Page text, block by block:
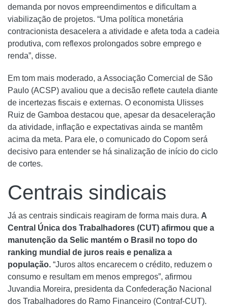
demanda por novos empreendimentos e dificultam a
viabilização de projetos. “Uma política monetária
contracionista desacelera a atividade e afeta toda a cadeia
produtiva, com reflexos prolongados sobre emprego e
renda”, disse.
Em tom mais moderado, a Associação Comercial de São
Paulo (ACSP) avaliou que a decisão reflete cautela diante
de incertezas fiscais e externas. O economista Ulisses
Ruiz de Gamboa destacou que, apesar da desaceleração
da atividade, inflação e expectativas ainda se mantêm
acima da meta. Para ele, o comunicado do Copom será
decisivo para entender se há sinalização de início do ciclo
de cortes.
Centrais sindicais
Já as centrais sindicais reagiram de forma mais dura. A
Central Única dos Trabalhadores (CUT) afirmou que a
manutenção da Selic mantém o Brasil no topo do
ranking mundial de juros reais e penaliza a
população. “Juros altos encarecem o crédito, reduzem o
consumo e resultam em menos empregos”, afirmou
Juvandia Moreira, presidenta da Confederação Nacional
dos Trabalhadores do Ramo Financeiro (Contraf-CUT).